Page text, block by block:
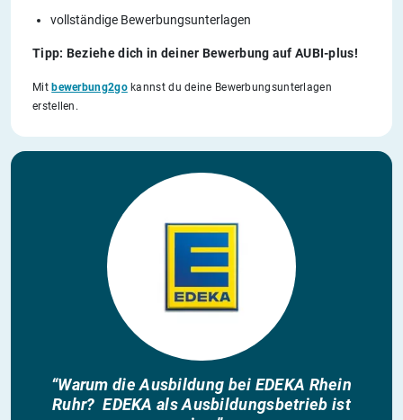
vollständige Bewerbungsunterlagen
Tipp: Beziehe dich in deiner Bewerbung auf AUBI-plus!
Mitbewerbung2gokannst du deine Bewerbungsunterlagen
erstellen.
“Warum die Ausbildung bei EDEKA Rhein
Ruhr? EDEKA als Ausbildungsbetrieb ist